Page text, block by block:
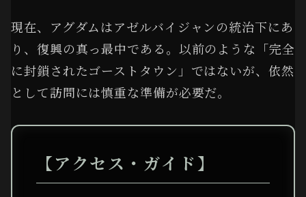
現在、アグダムはアゼルバイジャンの統治下にあ
り、復興の真っ最中である。以前のような「完全
に封鎖されたゴーストタウン」ではないが、依然
として訪問には慎重な準備が必要だ。
【アクセス・ガイド】